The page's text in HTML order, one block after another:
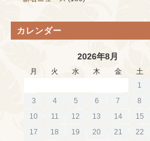
カレンダー
2026年8月
月 火 水 木 金 土
1
3
4 5 6 7 8
10
11 12 13 14 15
17
18 19 20 21 22